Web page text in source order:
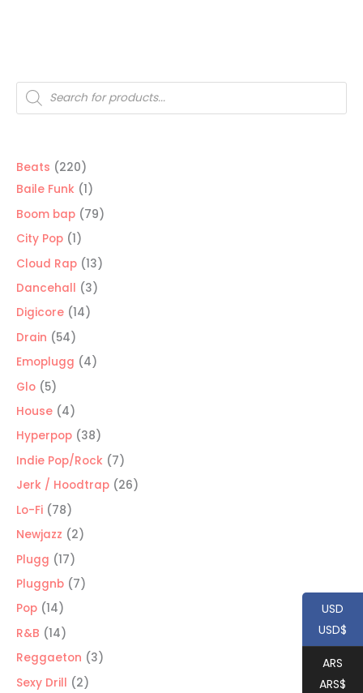
Búsqueda
de
productos
Beats 220220
productos
Baile Funk 11
producto
Boom bap 7979
City Pop 11
producto
Cloud Rap 1313
productos
Dancehall 33
Digicore 1414
Drain 5454
productos
Emoplugg 44
Glo 55
productos
House 44
productos
Hyperpop 3838
productos
Indie Pop/Rock 77
productos
Jerk / Hoodtrap 2626
Lo-Fi 7878
productos
Newjazz 22
Plugg 1717
productos
Pluggnb 77
Pop 1414
productos
R&B 1414
productos
Reggaeton 33
Sexy Drill 22
USD
USD$
ARS
ARS$